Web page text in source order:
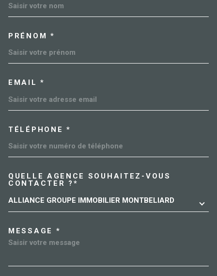
PRÉNOM *
EMAIL *
TÉLÉPHONE *
QUELLE AGENCE SOUHAITEZ-VOUS
CONTACTER ?*
ALLIANCE GROUPE IMMOBILIER MONTBELIARD
MESSAGE *